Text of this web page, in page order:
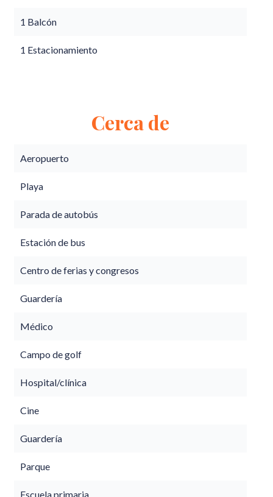
1 Balcón
1 Estacionamiento
Cerca de
Aeropuerto
Playa
Parada de autobús
Estación de bus
Centro de ferias y congresos
Guardería
Médico
Campo de golf
Hospital/clínica
Cine
Guardería
Parque
Escuela primaria